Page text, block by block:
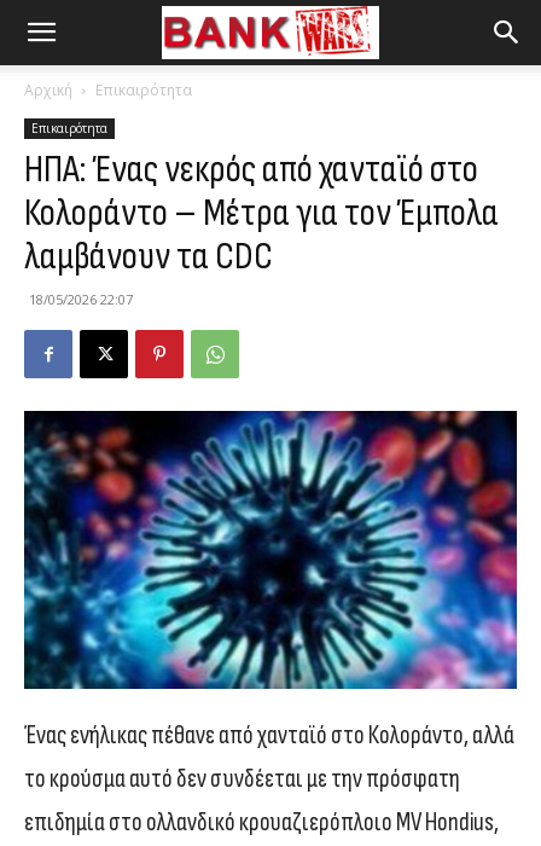
Αρχική Επικαιρότητα
Επικαιρότητα
ΗΠΑ: Ένας νεκρός από χανταϊό στο
Κολοράντο – Μέτρα για τον Έμπολα
λαμβάνουν τα CDC
18/05/2026 22:07
Ένας ενήλικας πέθανε από χανταϊό στο Κολοράντο, αλλά
το κρούσμα αυτό δεν συνδέεται με την πρόσφατη
επιδημία στο ολλανδικό κρουαζιερόπλοιο MV Hondius,